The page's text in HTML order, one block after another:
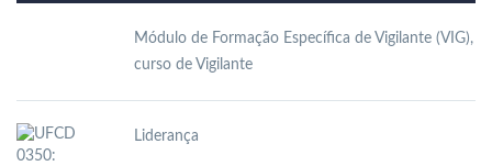
Módulo de Formação Específica de Vigilante (VIG),
curso de Vigilante
Liderança